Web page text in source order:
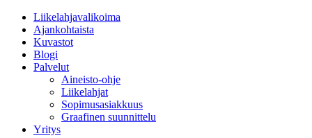
Liikelahjavalikoima
Ajankohtaista
Kuvastot
Blogi
Palvelut
Aineisto-ohje
Liikelahjat
Sopimusasiakkuus
Graafinen suunnittelu
Yritys